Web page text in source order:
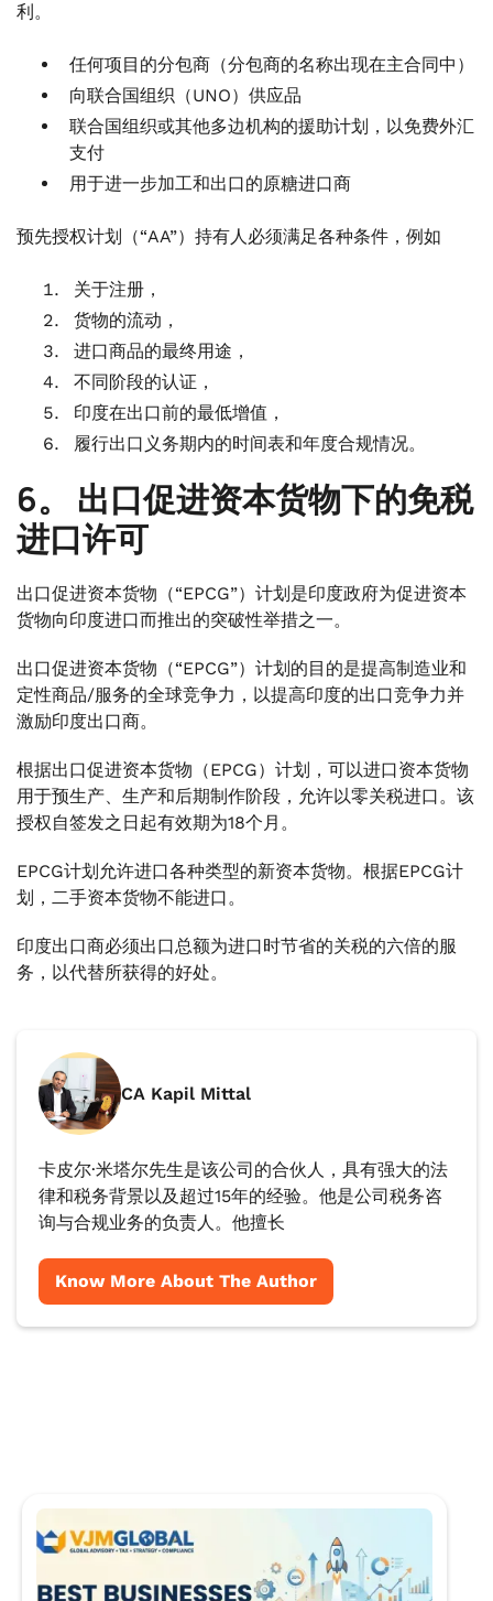
利。
任何项目的分包商（分包商的名称出现在主合同中）
向联合国组织（UNO）供应品
联合国组织或其他多边机构的援助计划，以免费外汇
支付
用于进一步加工和出口的原糖进口商
预先授权计划（“AA”）持有人必须满足各种条件，例如
关于注册，
货物的流动，
进口商品的最终用途，
不同阶段的认证，
印度在出口前的最低增值，
履行出口义务期内的时间表和年度合规情况。
6。 出口促进资本货物下的免税
进口许可
出口促进资本货物（“EPCG”）计划是印度政府为促进资本
货物向印度进口而推出的突破性举措之一。
出口促进资本货物（“EPCG”）计划的目的是提高制造业和
定性商品/服务的全球竞争力，以提高印度的出口竞争力并
激励印度出口商。
根据出口促进资本货物（EPCG）计划，可以进口资本货物
用于预生产、生产和后期制作阶段，允许以零关税进口。该
授权自签发之日起有效期为18个月。
EPCG计划允许进口各种类型的新资本货物。根据EPCG计
划，二手资本货物不能进口。
印度出口商必须出口总额为进口时节省的关税的六倍的服
务，以代替所获得的好处。
CA Kapil Mittal
卡皮尔·米塔尔先生是该公司的合伙人，具有强大的法
律和税务背景以及超过15年的经验。他是公司税务咨
询与合规业务的负责人。他擅长
Know More About The Author